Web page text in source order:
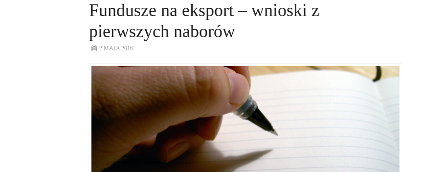
Fundusze na eksport – wnioski z
pierwszych naborów
2 MAJA 2016